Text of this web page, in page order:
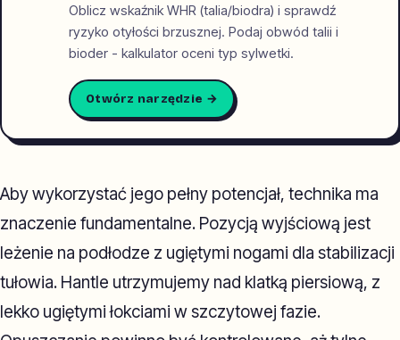
Oblicz wskaźnik WHR (talia/biodra) i sprawdź
ryzyko otyłości brzusznej. Podaj obwód talii i
bioder - kalkulator oceni typ sylwetki.
Otwórz narzędzie →
Aby wykorzystać jego pełny potencjał, technika ma
znaczenie fundamentalne. Pozycją wyjściową jest
leżenie na podłodze z ugiętymi nogami dla stabilizacji
tułowia. Hantle utrzymujemy nad klatką piersiową, z
lekko ugiętymi łokciami w szczytowej fazie.